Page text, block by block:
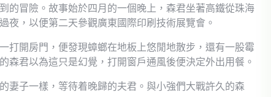
的冒險。故事始於四月的一個晚上，森君坐著高鐵從珠海
夜，以便第二天參觀廣東國際印刷技術展覽會。
打開房門，便發現蟑螂在地板上悠閒地散步，還有一股霉
森君以為這只是幻覺，打開窗戶通風後便決定外出用餐。
妻子一樣，等待着晚歸的夫君。與小強們大戰許久的森